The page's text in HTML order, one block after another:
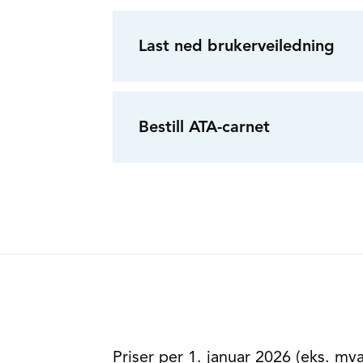
Last ned brukerveiledning
Bestill ATA-carnet
Priser per 1. januar 2026 (eks.